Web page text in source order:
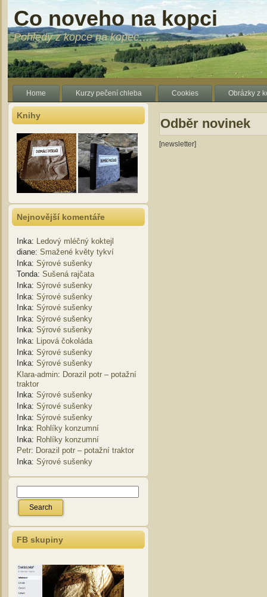
Co noveho na kopci
Pohledy z kopce na kopec….
Home Kurzy pečení chleba Cookies Obrázky z
Knihy
Nejnovější komentáře
Inka: Ledový mléčný koktejl
diane: Smažené květy tykví
Inka: Sýrové sušenky
Tonda: Sušená rajčata
Inka: Sýrové sušenky
Inka: Sýrové sušenky
Inka: Sýrové sušenky
Inka: Sýrové sušenky
Inka: Sýrové sušenky
Inka:
Lipová čokoláda
Inka: Sýrové sušenky
Inka: Sýrové sušenky
Klara-admin: Dorazil potr – potažní
traktor
Inka: Sýrové sušenky
Inka: Sýrové sušenky
Inka: Sýrové sušenky
Inka: Rohlíky konzumní
Inka: Rohlíky konzumní
Petr: Dorazil potr – potažní traktor
Inka: Sýrové sušenky
FB skupiny
Odběr novinek
[newsletter]